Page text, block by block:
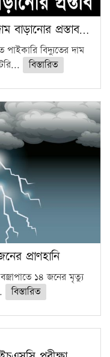
বাড়ানোর প্রস্তাব…
বিদ্যুতের দাম
বিস্তারিত
প্রাণহানি
১৪ জনের মৃত্যু
বিস্তারিত